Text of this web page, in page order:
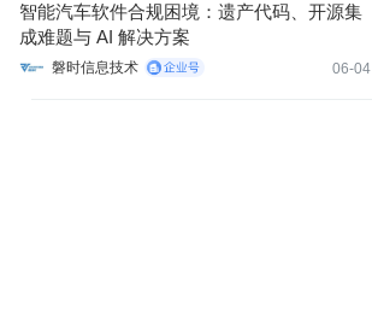
智能汽车软件合规困境：遗产代码、开源集
成难题与 AI 解决方案
磐时信息技术 06-04